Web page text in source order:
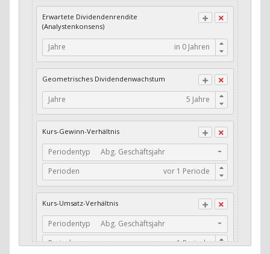
Income / Assets
Buffett's Alpha: Wachstum Residual Net
Income / Book Value
Cash-Quote
CFO / Interest Expense
Current Ratio
Long-Term Debt to Working Capital
Dividenden-Check
Stabiles Dividenden-Wachstum
Stabiles Dividenden-Wachstum (TTM)
Erwartete Dividendenrendite
(Analystenkonsens)
Jahre
Geometrisches Dividendenwachstum
Jahre
Kurs-Gewinn-Verhältnis
Periodentyp
Abg. Geschäftsjahr
Perioden
Kurs-Umsatz-Verhältnis
Periodentyp
Abg. Geschäftsjahr
Perioden